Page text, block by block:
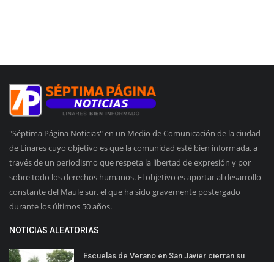
"Séptima Página Noticias" en un Medio de Comunicación de la ciudad
de Linares cuyo objetivo es que la comunidad esté bien informada, a
través de un periodismo que respeta la libertad de expresión y por
sobre todo los derechos humanos. El objetivo es aportar al desarrollo
constante del Maule sur, el que ha sido gravemente postergado
durante los últimos 50 años.
NOTICIAS ALEATORIAS
Escuelas de Verano en San Javier cierran su